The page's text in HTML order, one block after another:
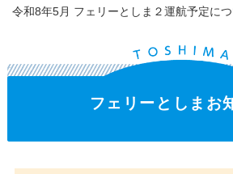
令和8年5月 フェリーとしま２運航予定につ
フェリーとしまお